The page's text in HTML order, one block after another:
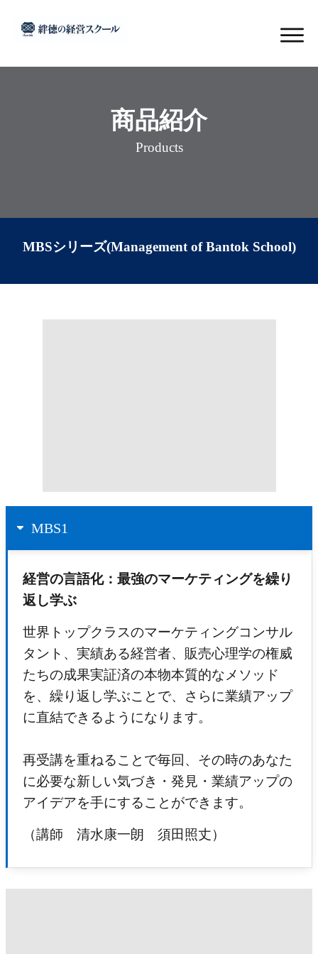
商品紹介
Products
MBSシリーズ(Management of Bantok School)
MBS1
経営の言語化： 最強のマーケティングを繰り
返し学ぶ
世界トップクラスのマーケティングコンサル
タント、実績ある経営者、販売心理学の権威
たちの成果実証済の本物本質的なメソッド
を、繰り返し学ぶことで、さらに業績アップ
に直結できるようになります。
再受講を重ねることで毎回、その時のあなた
に必要な新しい気づき・発見・業績アップの
アイデアを手にすることができます。
（講師 清水康一朗 須田照丈）